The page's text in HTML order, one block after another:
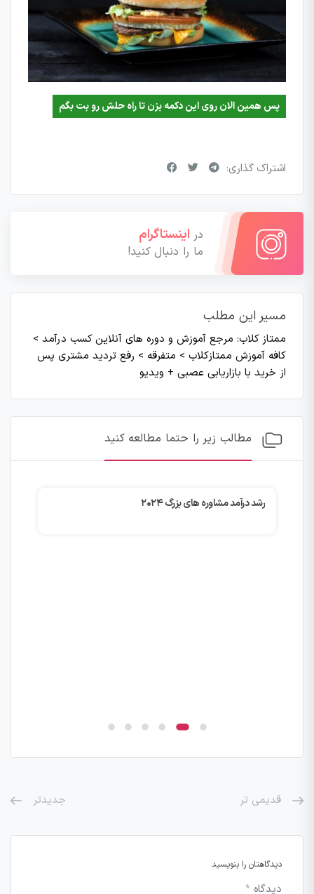
پس همین الان روی این دکمه بزن تا راه حلش رو بت بگم
اشتراک گذاری:
در اینستاگرام
ما را دنبال کنید!
مسیر این مطلب
ممتاز کلاب: مرجع آموزش و دوره های آنلاین کسب درآمد >
کافه آموزش ممتازکلاب > متفرقه > رفع تردید مشتری پس
از خرید با بازاریابی عصبی + ویدیو
مطالب زیر را حتما مطالعه کنید
رشد درآمد مشاوره های بزرگ ۲۰۲۴
قدیمی تر جدیدتر
دیدگاهتان را بنویسید
دیدگاه *